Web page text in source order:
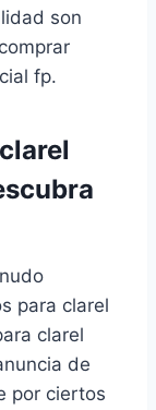
son
fp.
para clarel
clarel
de
por ciertos